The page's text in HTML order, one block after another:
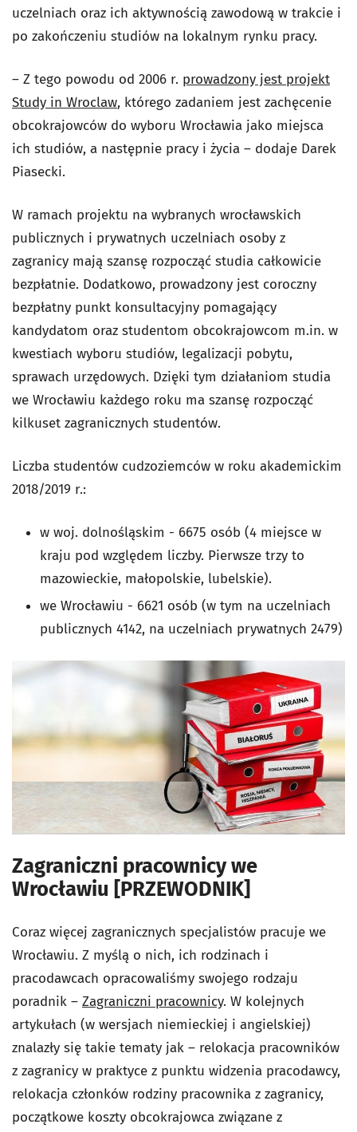
uczelniach oraz ich aktywnością zawodową w trakcie i
po zakończeniu studiów na lokalnym rynku pracy.
– Z tego powodu od 2006 r. prowadzony jest projekt
Study in Wroclaw, którego zadaniem jest zachęcenie
obcokrajowców do wyboru Wrocławia jako miejsca
ich studiów, a następnie pracy i życia – dodaje Darek
Piasecki.
W ramach projektu na wybranych wrocławskich
publicznych i prywatnych uczelniach osoby z
zagranicy mają szansę rozpocząć studia całkowicie
bezpłatnie. Dodatkowo, prowadzony jest coroczny
bezpłatny punkt konsultacyjny pomagający
kandydatom oraz studentom obcokrajowcom m.in. w
kwestiach wyboru studiów, legalizacji pobytu,
sprawach urzędowych. Dzięki tym działaniom studia
we Wrocławiu każdego roku ma szansę rozpocząć
kilkuset zagranicznych studentów.
Liczba studentów cudzoziemców w roku akademickim
2018/2019 r.:
w woj. dolnośląskim - 6675 osób (4 miejsce w
kraju pod względem liczby. Pierwsze trzy to
mazowieckie, małopolskie, lubelskie).
we Wrocławiu - 6621 osób (w tym na uczelniach
publicznych 4142, na uczelniach prywatnych 2479)
Zagraniczni pracownicy we
Wrocławiu [PRZEWODNIK]
Coraz więcej zagranicznych specjalistów pracuje we
Wrocławiu. Z myślą o nich, ich rodzinach i
pracodawcach opracowaliśmy swojego rodzaju
poradnik – Zagraniczni pracownicy. W kolejnych
artykułach (w wersjach niemieckiej i angielskiej)
znalazły się takie tematy jak – relokacja pracowników
z zagranicy w praktyce z punktu widzenia pracodawcy,
relokacja członków rodziny pracownika z zagranicy,
początkowe koszty obcokrajowca związane z